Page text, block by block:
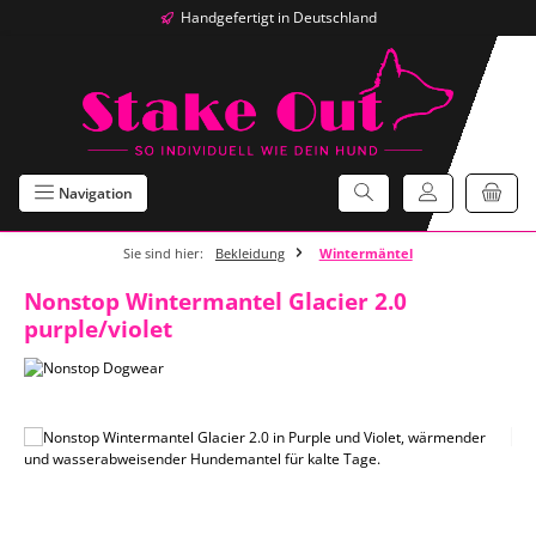
Zum Hauptinhalt springenHandgefertigt in Deutschland
Navigation
Sie sind hier: Bekleidung Wintermäntel
Nonstop Wintermantel Glacier 2.0
purple/violet
Bildergalerie überspringen